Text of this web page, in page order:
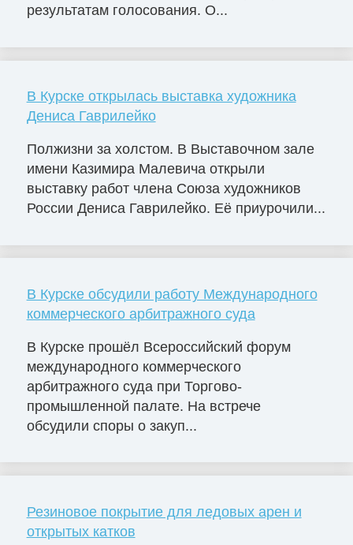
результатам голосования. О...
В Курске открылась выставка художника
Дениса Гаврилейко
Полжизни за холстом. В Выставочном зале
имени Казимира Малевича открыли
выставку работ члена Союза художников
России Дениса Гаврилейко. Её приурочили...
В Курске обсудили работу Международного
коммерческого арбитражного суда
В Курске прошёл Всероссийский форум
международного коммерческого
арбитражного суда при Торгово-
промышленной палате. На встрече
обсудили споры о закуп...
Резиновое покрытие для ледовых арен и
открытых катков